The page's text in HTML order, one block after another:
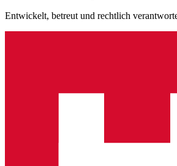
Entwickelt, betreut und rechtlich